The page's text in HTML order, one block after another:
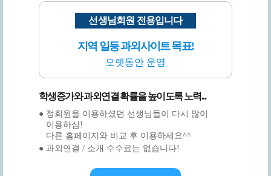
선생님회원 전용입니다
지역 일등 과외사이트 목표!
오랫동안 운영
학생증가와 과외연결 확률을 높이도록 노력...
● 정회원을 이용하셨던 선생님들이 다시 많이
이용하심!
다른 홈페이지와 비교 후 이용하세요^^
● 과외연결 / 소개 수수료는 없습니다!